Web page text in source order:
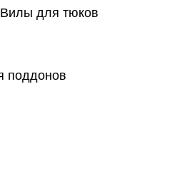
для тюков
поддонов